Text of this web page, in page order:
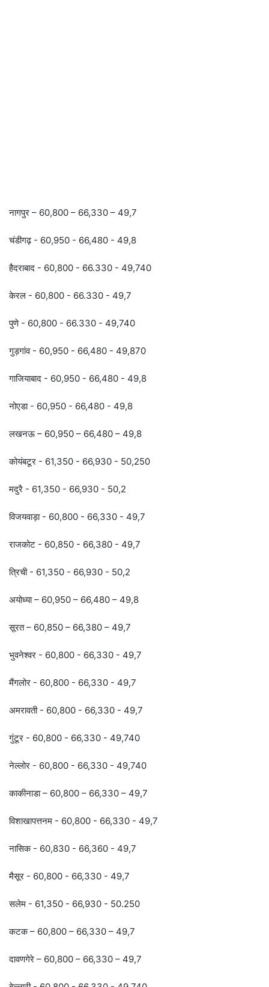
नागपुर – 60,800 – 66,330 – 49,7
चंडीगढ़ - 60,950 - 66,480 - 49,8
हैदराबाद - 60,800 - 66.330 - 49,740
केरल - 60,800 - 66.330 - 49,7
पुणे - 60,800 - 66.330 - 49,740
गुड़गांव - 60,950 - 66,480 - 49,870
गाजियाबाद - 60,950 - 66,480 - 49,8
नोएडा - 60,950 - 66,480 - 49,8
लखनऊ – 60,950 – 66,480 – 49,8
कोयंबटूर - 61,350 - 66,930 - 50,250
मदुरै - 61,350 - 66,930 - 50,2
विजयवाड़ा - 60,800 - 66,330 - 49,7
राजकोट - 60,850 - 66,380 - 49,7
त्रिची - 61,350 - 66,930 - 50,2
अयोध्या – 60,950 – 66,480 – 49,8
सूरत – 60,850 – 66,380 – 49,7
भुवनेश्वर - 60,800 - 66,330 - 49,7
मैंगलोर - 60,800 - 66,330 - 49,7
अमरावती - 60,800 - 66,330 - 49,7
गुंटूर - 60,800 - 66,330 - 49,740
नेल्लोर - 60,800 - 66,330 - 49,740
काकीनाडा – 60,800 – 66,330 – 49,7
विशाखापत्तनम - 60,800 - 66,330 - 49,7
नासिक - 60,830 - 66,360 - 49,7
मैसूर - 60,800 - 66,330 - 49,7
सलेम - 61,350 - 66,930 - 50.250
कटक – 60,800 – 66,330 – 49,7
दावणगेरे – 60,800 – 66,330 – 49,7